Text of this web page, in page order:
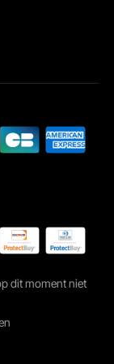
dit moment niet